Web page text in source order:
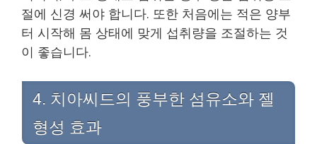
절에 신경 써야 합니다. 또한 처음에는 적은 양부
터 시작해 몸 상태에 맞게 섭취량을 조절하는 것
이 좋습니다.
4. 치아씨드의 풍부한 섬유소와 젤
형성 효과